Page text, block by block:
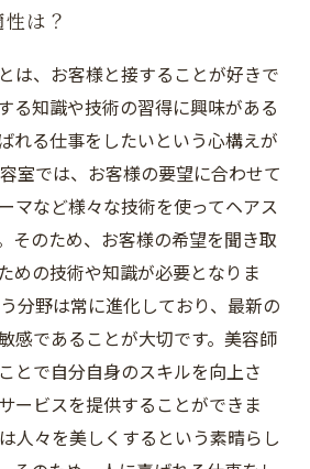
は？
は、お客様と接することが好きで
る知識や技術の習得に興味がある
れる仕事をしたいという心構えが
室では、お客様の要望に合わせて
マなど様々な技術を使ってヘアス
そのため、お客様の希望を聞き取
めの技術や知識が必要となりま
分野は常に進化しており、最新の
感であることが大切です。美容師
とで自分自身のスキルを向上さ
ービスを提供することができま
人々を美しくするという素晴らし